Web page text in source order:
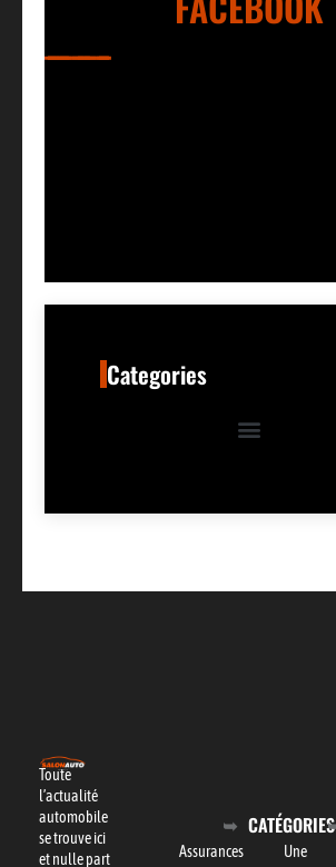
Categories
Toute
l’actualité
automobile
se trouve ici
et nulle part
CATÉGORIES
Assurances
Une